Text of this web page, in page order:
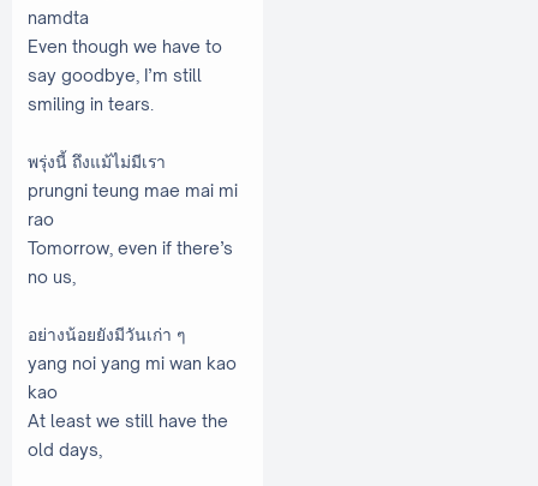
namdta
Even though we have to
say goodbye, I’m still
smiling in tears.
พรุ่งนี้ ถึงแม้ไม่มีเรา
prungni teung mae mai mi
rao
Tomorrow, even if there’s
no us,
อย่างน้อยยังมีวันเก่า ๆ
yang noi yang mi wan kao
kao
At least we still have the
old days,